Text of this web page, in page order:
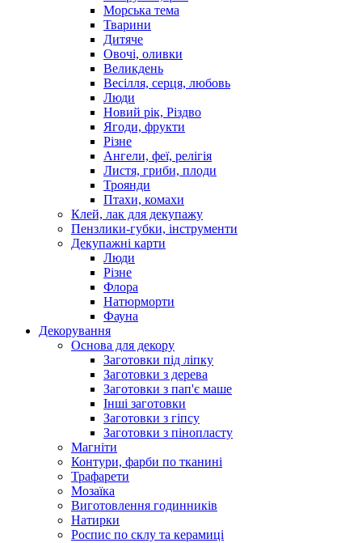
Морська тема
Тварини
Дитяче
Овочі, оливки
Великдень
Весілля, серця, любовь
Люди
Новий рік, Різдво
Ягоди, фрукти
Різне
Ангели, феї, релігія
Листя, гриби, плоди
Троянди
Птахи, комахи
Клей, лак для декупажу
Пензлики-губки, інструменти
Декупажні карти
Люди
Різне
Флора
Натюрморти
Фауна
Декорування
Основа для декору
Заготовки під ліпку
Заготовки з дерева
Заготовки з пап'є маше
Інші заготовки
Заготовки з гіпсу
Заготовки з пінопласту
Магніти
Контури, фарби по тканині
Трафарети
Мозаїка
Виготовлення годинників
Натирки
Роспис по склу та керамиці